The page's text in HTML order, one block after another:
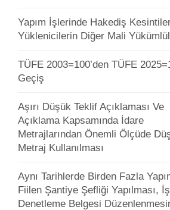
Yapım İşlerinde Hakediş
Yüklenicilerin Diğer Mali
TÜFE 2003=100’den TÜFE
Geçiş
Aşırı Düşük Teklif Açıklaması Ve
Açıklama Kapsamında İdare
Metrajlarından Önemli Ölçüde
Metraj Kullanılması
Aynı Tarihlerde Birden Fazla
Fiilen Şantiye Şefliği Yapılması, İş
Denetleme Belgesi